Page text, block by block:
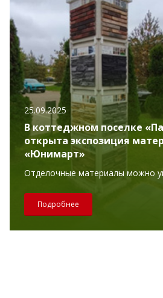
25.09.2025
В коттеджном поселке
открыта экспозиция
«Юнимарт»
Отделочные материалы можно
Подробнее